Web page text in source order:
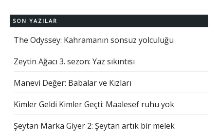
SON YAZILAR
The Odyssey: Kahramanın sonsuz yolculuğu
Zeytin Ağacı 3. sezon: Yaz sıkıntısı
Manevi Değer: Babalar ve Kızları
Kimler Geldi Kimler Geçti: Maalesef ruhu yok
Şeytan Marka Giyer 2: Şeytan artık bir melek